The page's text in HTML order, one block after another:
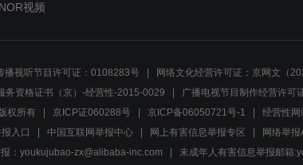
视频
播视听节目许可证：0108283号 网络文化经营许可证：京网文（
务资格证书（京）-经营性-2015-0029
广播电视节目制作经营许可
权所有
京ICP证060288号 京ICP备06050721号-1 经营性网
入口
中国互联网举报中心 网上有害信息举报专区 网络举
：youkujubao-zx@alibaba-inc.com
未成年人有害信息举报邮箱